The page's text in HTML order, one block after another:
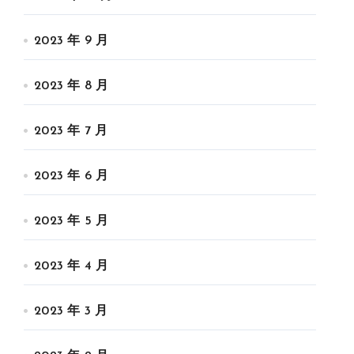
2023 年 9 月
2023 年 8 月
2023 年 7 月
2023 年 6 月
2023 年 5 月
2023 年 4 月
2023 年 3 月